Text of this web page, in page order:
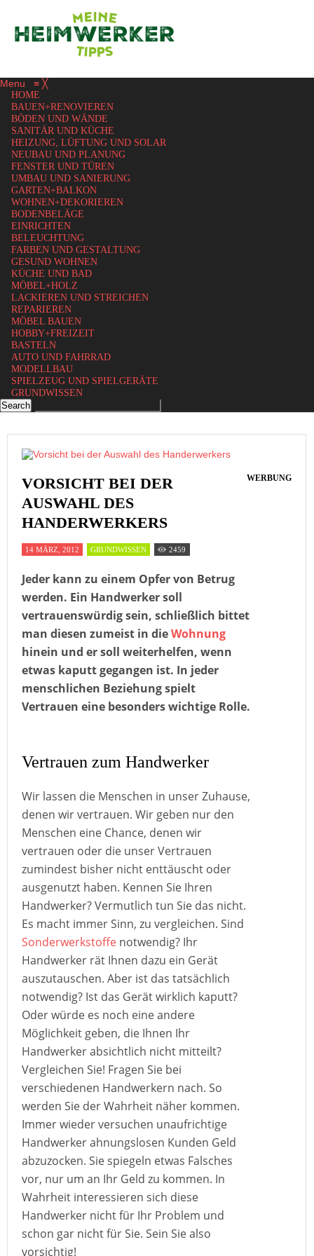
Menu ≡ ╳
HOME
BAUEN+RENOVIEREN
BÖDEN UND WÄNDE
SANITÄR UND KÜCHE
HEIZUNG, LÜFTUNG UND SOLAR
NEUBAU UND PLANUNG
FENSTER UND TÜREN
UMBAU UND SANIERUNG
GARTEN+BALKON
WOHNEN+DEKORIEREN
BODENBELÄGE
EINRICHTEN
BELEUCHTUNG
FARBEN UND GESTALTUNG
GESUND WOHNEN
KÜCHE UND BAD
MÖBEL+HOLZ
LACKIEREN UND STREICHEN
REPARIEREN
MÖBEL BAUEN
HOBBY+FREIZEIT
BASTELN
AUTO UND FAHRRAD
MODELLBAU
SPIELZEUG UND SPIELGERÄTE
GRUNDWISSEN
VORSICHT BEI DER
AUSWAHL DES
HANDERWERKERS
WERBUNG
14 MÄRZ, 2012 GRUNDWISSEN 2459
Jeder kann zu einem Opfer von Betrug
werden. Ein Handwerker soll
vertrauenswürdig sein, schließlich bittet
man diesen zumeist in dieWohnung
hinein und er soll weiterhelfen, wenn
etwas kaputt gegangen ist. In jeder
menschlichen Beziehung spielt
Vertrauen eine besonders wichtige Rolle.
Vertrauen zum Handwerker
Wir lassen die Menschen in unser Zuhause,
denen wir vertrauen. Wir geben nur den
Menschen eine Chance, denen wir
vertrauen oder die unser Vertrauen
zumindest bisher nicht enttäuscht oder
ausgenutzt haben. Kennen Sie Ihren
Handwerker? Vermutlich tun Sie das nicht.
Es macht immer Sinn, zu vergleichen. Sind
Sonderwerkstoffe notwendig? Ihr
Handwerker rät Ihnen dazu ein Gerät
auszutauschen. Aber ist das tatsächlich
notwendig? Ist das Gerät wirklich kaputt?
Oder würde es noch eine andere
Möglichkeit geben, die Ihnen Ihr
Handwerker absichtlich nicht mitteilt?
Vergleichen Sie! Fragen Sie bei
verschiedenen Handwerkern nach. So
werden Sie der Wahrheit näher kommen.
Immer wieder versuchen unaufrichtige
Handwerker ahnungslosen Kunden Geld
abzuzocken. Sie spiegeln etwas Falsches
vor, nur um an Ihr Geld zu kommen. In
Wahrheit interessieren sich diese
Handwerker nicht für Ihr Problem und
schon gar nicht für Sie. Sein Sie also
vorsichtig!